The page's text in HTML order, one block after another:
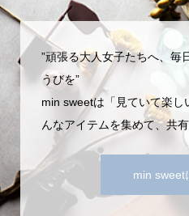
”頑張る大人女子たちへ、毎
うびを”
min sweetは「見ていて楽し
んなアイテムを集めて、共
min sweet